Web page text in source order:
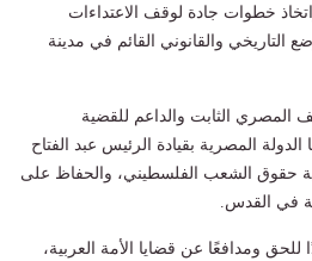
خطوات جادة لوقف الاعتداءات
التاريخي والقانوني القائم في مدينة
المصري الثابت والداعم للقضية
الدولة المصرية بقيادة الرئيس عبد الفتاح
حقوق الشعب الفلسطيني، والحفاظ على
في القدس.
ومدافعًا عن قضايا الأمة العربية،